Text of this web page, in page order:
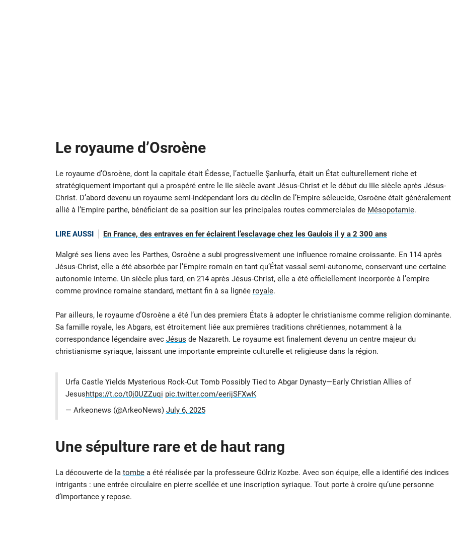
Le royaume d’Osroène
Le royaume d’Osroène, dont la capitale était Édesse, l’actuelle Şanlıurfa, était un État culturellement riche et
stratégiquement important qui a prospéré entre le IIe siècle avant Jésus-Christ et le début du IIIe siècle après Jésus-
Christ. D’abord devenu un royaume semi-indépendant lors du déclin de l’Empire séleucide, Osroène était généralement
allié à l’Empire parthe, bénéficiant de sa position sur les principales routes commerciales de Mésopotamie.
LIRE AUSSI En France, des entraves en fer éclairent l’esclavage chez les Gaulois il y a 2 300 ans
Malgré ses liens avec les Parthes, Osroène a subi progressivement une influence romaine croissante. En 114 après
Jésus-Christ, elle a été absorbée par l’Empire romainen tant qu’État vassal semi-autonome, conservant une certaine
autonomie interne. Un siècle plus tard, en 214 après Jésus-Christ, elle a été officiellement incorporée à l’empire
comme province romaine standard, mettant fin à sa lignée royale.
Par ailleurs, le royaume d’Osroène a été l’un des premiers États à adopter le christianisme comme religion dominante.
Sa famille royale, les Abgars, est étroitement liée aux premières traditions chrétiennes, notamment à la
correspondance légendaire avec Jésus de Nazareth. Le royaume est finalement devenu un centre majeur du
christianisme syriaque, laissant une importante empreinte culturelle et religieuse dans la région.
Urfa Castle Yields Mysterious Rock-Cut Tomb Possibly Tied to Abgar Dynasty—Early Christian Allies of
Jesushttps://t.co/t0j0UZZuqi pic.twitter.com/eerijSFXwK
— Arkeonews (@ArkeoNews) July 6, 2025
Une sépulture rare et de haut rang
La découverte de la tombea été réalisée par la professeure Gülriz Kozbe. Avec son équipe, elle a identifié des indices
intrigants : une entrée circulaire en pierre scellée et une inscription syriaque. Tout porte à croire qu’une personne
d’importance y repose.